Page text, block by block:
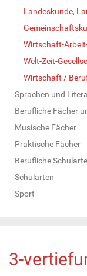
Landeskunde,
Wirtschaft-
Welt-Zeit-
Wirtschaft /
Sprachen und
Berufliche Fächer
Musische Fächer
Praktische Fächer
Berufliche
Schularten
Sport
3-